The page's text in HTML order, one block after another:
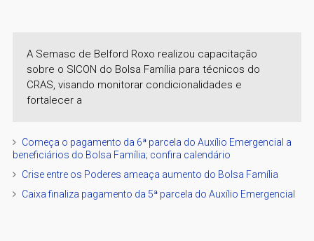
A Semasc de Belford Roxo realizou capacitação
sobre o SICON do Bolsa Família para técnicos do
CRAS, visando monitorar condicionalidades e
fortalecer a
Começa o pagamento da 6ª parcela do Auxílio Emergencial a
beneficiários do Bolsa Família; confira calendário
Crise entre os Poderes ameaça aumento do Bolsa Família
Caixa finaliza pagamento da 5ª parcela do Auxílio Emergencial